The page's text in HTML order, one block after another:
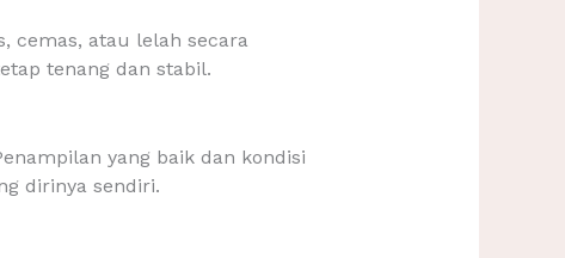
cemas, atau lelah secara
tenang dan stabil.
yang baik dan kondisi
dirinya sendiri.